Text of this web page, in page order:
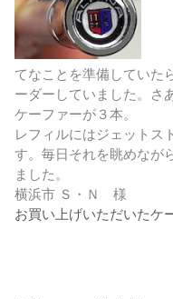
てなことを準備していた
ーダーしていました。さ
ケーファーが３本。
レフィルにはジェットス
す。毎日それを眺めなが
ました。
横浜市 Ｓ・Ｎ 様
お買い上げいただいたケ